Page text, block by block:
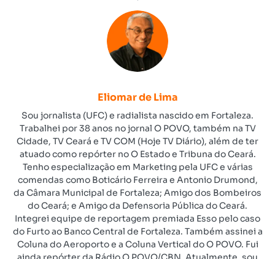
Eliomar de Lima
Sou jornalista (UFC) e radialista nascido em Fortaleza.
Trabalhei por 38 anos no jornal O POVO, também na TV
Cidade, TV Ceará e TV COM (Hoje TV Diário), além de ter
atuado como repórter no O Estado e Tribuna do Ceará.
Tenho especialização em Marketing pela UFC e várias
comendas como Boticário Ferreira e Antonio Drumond,
da Câmara Municipal de Fortaleza; Amigo dos Bombeiros
do Ceará; e Amigo da Defensoria Pública do Ceará.
Integrei equipe de reportagem premiada Esso pelo caso
do Furto ao Banco Central de Fortaleza. Também assinei a
Coluna do Aeroporto e a Coluna Vertical do O POVO. Fui